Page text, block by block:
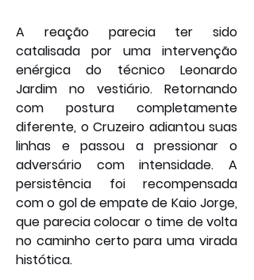
A reação parecia ter sido
catalisada por uma intervenção
enérgica do técnico Leonardo
Jardim no vestiário. Retornando
com postura completamente
diferente, o Cruzeiro adiantou suas
linhas e passou a pressionar o
adversário com intensidade. A
persistência foi recompensada
com o gol de empate de Kaio Jorge,
que parecia colocar o time de volta
no caminho certo para uma virada
histótica.